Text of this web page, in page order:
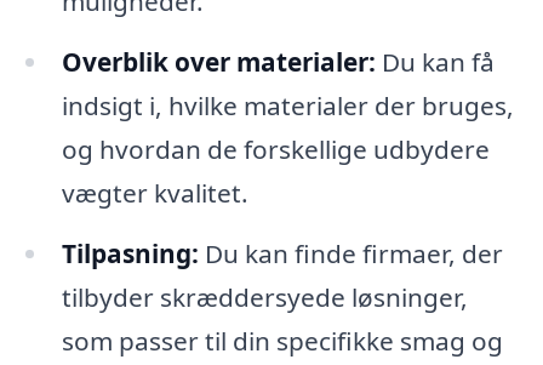
Overblik over materialer: Du kan få
indsigt i, hvilke materialer der bruges,
og hvordan de forskellige udbydere
vægter kvalitet.
Tilpasning: Du kan finde firmaer, der
tilbyder skræddersyede løsninger,
som passer til din specifikke smag og